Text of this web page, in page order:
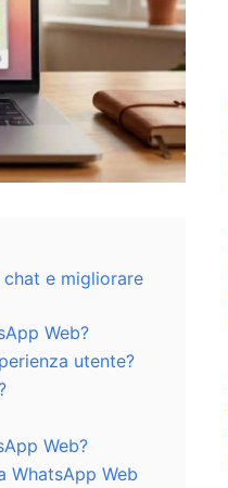
e migliorare
Web?
utente?
Web?
WhatsApp Web